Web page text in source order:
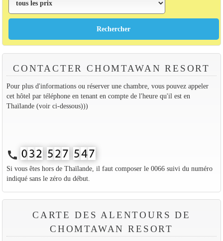
CONTACTER CHOMTAWAN RESORT
Pour plus d'informations ou réserver une chambre, vous pouvez appeler
cet hôtel par téléphone en tenant en compte de l'heure qu'il est en
Thaïlande (voir ci-dessous)))
call
Si vous êtes hors de Thaïlande, il faut composer le 0066 suivi du numéro
indiqué sans le zéro du début.
CARTE DES ALENTOURS DE
CHOMTAWAN RESORT